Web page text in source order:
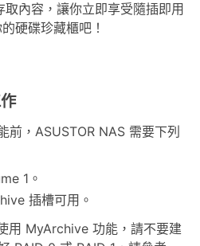
內容，讓你立即享受隨插即用
硬碟珍藏櫃吧！
，ASUSTOR NAS 需要下列
1。
插槽可用。
用 MyArchive 功能，請不要建